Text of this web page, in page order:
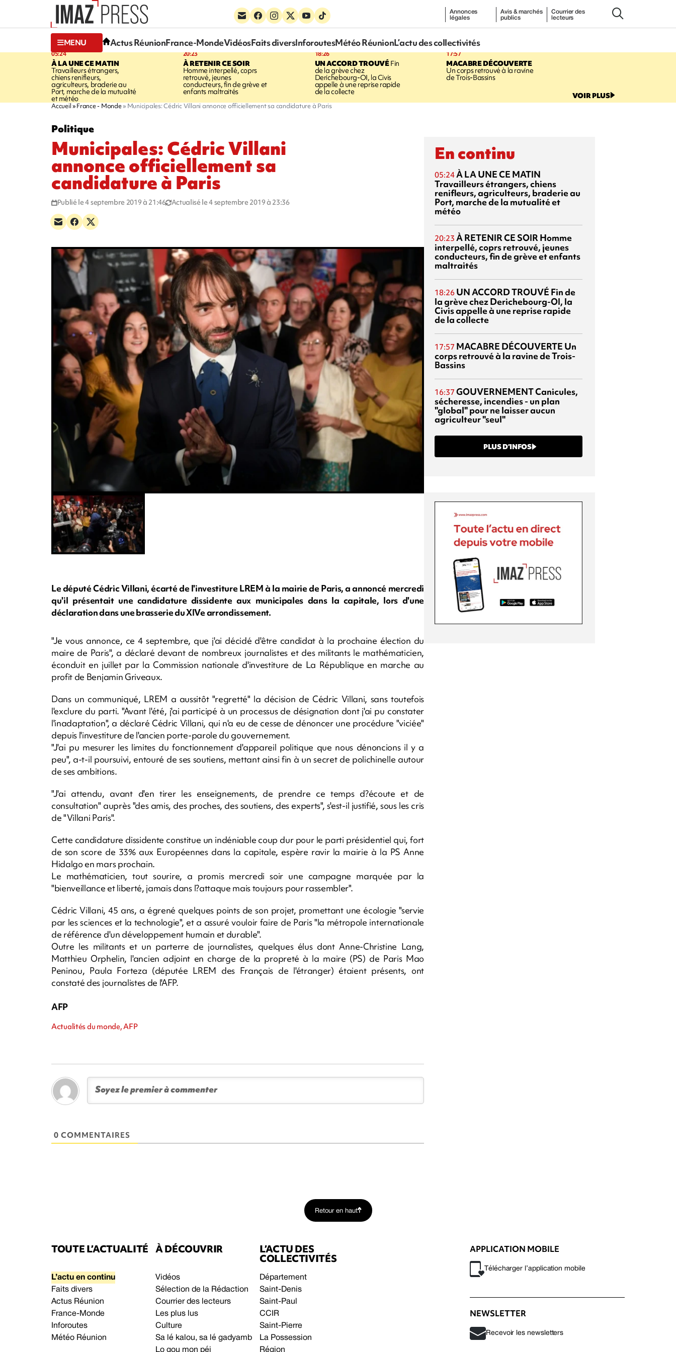
Annonces
légales
Avis & marchés
publics
Courrier des
lecteurs
MENU Actus RéunionFrance-MondeVidéosFaits diversInforoutesMétéo RéunionL’actu des collectivités
05:24
À LA UNE CE MATIN
Travailleurs étrangers,
chiens renifleurs,
agriculteurs, braderie au
Port, marche de la mutualité
et météo
20:23
À RETENIR CE SOIR
Homme interpellé, coprs
retrouvé, jeunes
conducteurs, fin de grève et
enfants maltraités
18:26
UN ACCORD TROUVÉFin
de la grève chez
Derichebourg-OI, la Civis
appelle à une reprise rapide
de la collecte
17:57
MACABRE DÉCOUVERTE
Un corps retrouvé à la ravine
de Trois-Bassins
VOIR PLUS
Accueil France - Monde Municipales: Cédric Villani annonce officiellement sa candidature à Paris
Politique
Municipales: Cédric Villani
annonce officiellement sa
candidature à Paris
Publié le 4 septembre 2019 à 21:46 Actualisé le 4 septembre 2019 à 23:36
Le député Cédric Villani, écarté de l'investiture LREM à la mairie de Paris, a annoncé mercredi
qu'il présentait une candidature dissidente aux municipales dans la capitale, lors d'une
déclaration dans une brasserie du XIVe arrondissement.
"Je vous annonce, ce 4 septembre, que j'ai décidé d'être candidat à la prochaine élection du
maire de Paris", a déclaré devant de nombreux journalistes et des militants le mathématicien,
éconduit en juillet par la Commission nationale d'investiture de La République en marche au
profit de Benjamin Griveaux.
Dans un communiqué, LREM a aussitôt "regretté" la décision de Cédric Villani, sans toutefois
l'exclure du parti. "Avant l'été, j'ai participé à un processus de désignation dont j'ai pu constater
l'inadaptation", a déclaré Cédric Villani, qui n'a eu de cesse de dénoncer une procédure "viciée"
depuis l'investiture de l'ancien porte-parole du gouvernement.
"J'ai pu mesurer les limites du fonctionnement d'appareil politique que nous dénoncions il y a
peu", a-t-il poursuivi, entouré de ses soutiens, mettant ainsi fin à un secret de polichinelle autour
de ses ambitions.
"J'ai attendu, avant d'en tirer les enseignements, de prendre ce temps d?écoute et de
consultation" auprès "des amis, des proches, des soutiens, des experts", s'est-il justifié, sous les cris
de "Villani Paris".
Cette candidature dissidente constitue un indéniable coup dur pour le parti présidentiel qui, fort
de son score de 33% aux Européennes dans la capitale, espère ravir la mairie à la PS Anne
Hidalgo en mars prochain.
Le mathématicien, tout sourire, a promis mercredi soir une campagne marquée par la
"bienveillance et liberté, jamais dans l?attaque mais toujours pour rassembler".
Cédric Villani, 45 ans, a égrené quelques points de son projet, promettant une écologie "servie
par les sciences et la technologie", et a assuré vouloir faire de Paris "la métropole internationale
de référence d'un développement humain et durable".
Outre les militants et un parterre de journalistes, quelques élus dont Anne-Christine Lang,
Matthieu Orphelin, l'ancien adjoint en charge de la propreté à la maire (PS) de Paris Mao
Peninou, Paula Forteza (députée LREM des Français de l'étranger) étaient présents, ont
constaté des journalistes de l'AFP.
AFP
Actualités du monde, AFP
0 COMMENTAIRES
En continu
05:24À LA UNE CE MATIN
Travailleurs étrangers, chiens
renifleurs, agriculteurs, braderie au
Port, marche de la mutualité et
météo
20:23 À RETENIR CE SOIR Homme
interpellé, coprs retrouvé, jeunes
conducteurs, fin de grève et enfants
maltraités
18:26 UN ACCORD TROUVÉ Fin de
la grève chez Derichebourg-OI, la
Civis appelle à une reprise rapide
de la collecte
17:57 MACABRE DÉCOUVERTE Un
corps retrouvé à la ravine de Trois-
Bassins
16:37 GOUVERNEMENTCanicules,
sécheresse, incendies - un plan
"global" pour ne laisser aucun
agriculteur "seul"
PLUS D’INFOS
Retour en haut
TOUTE L’ACTUALITÉ
L’actu en continu
Faits divers
Actus Réunion
France-Monde
Inforoutes
Météo Réunion
À DÉCOUVRIR
Vidéos
Sélection de la Rédaction
Courrier des lecteurs
Les plus lus
Culture
Sa lé kalou, sa lé gadyamb
Lo gou mon péi
L’ACTU DES
COLLECTIVITÉS
Département
Saint-Denis
Saint-Paul
CCIR
Saint-Pierre
La Possession
Région
APPLICATION MOBILE
Télécharger l’application mobile
NEWSLETTER
Recevoir les newsletters